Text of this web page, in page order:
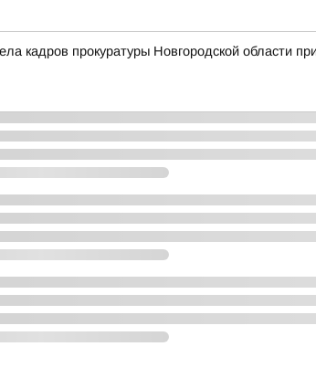
кадров прокуратуры Новгородской области